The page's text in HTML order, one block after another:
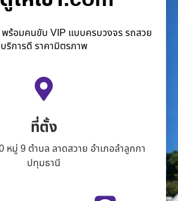
พร้อมคนขับ VIP แบบครบวงจร รถสวย
บริการดี ราคามิตรภาพ
ที่ตั้ง
หมู่ 9 ตำบล ลาดสวาย อำเภอลำลูกกา
ปทุมธานี